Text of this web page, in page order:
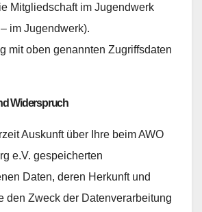
Mitgliedschaft im Jugendwerk
im Jugendwerk).
mit oben genannten Zugriffsdaten
Widerspruch
Auskunft über Ihre beim AWO
e.V. gespeicherten
Daten, deren Herkunft und
den Zweck der Datenverarbeitung